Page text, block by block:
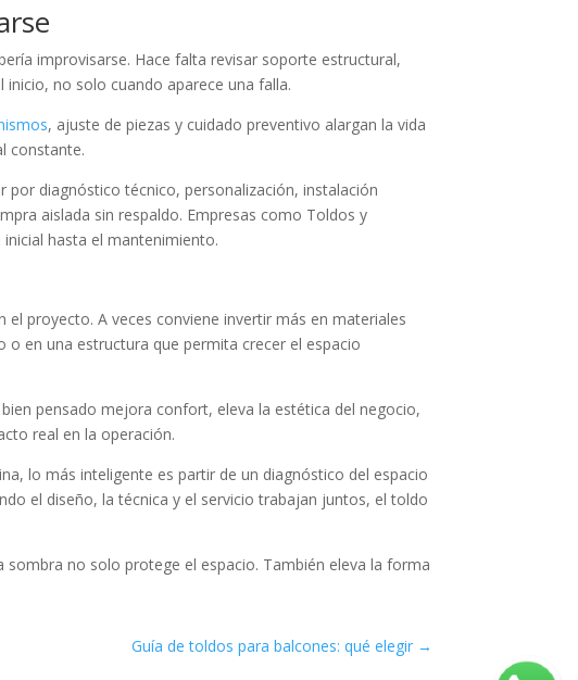
improvisarse. Hace falta revisar soporte estructural,
no solo cuando aparece una falla.
, ajuste de piezas y cuidado preventivo alargan la vida
constante.
diagnóstico técnico, personalización, instalación
aislada sin respaldo. Empresas como Toldos y
hasta el mantenimiento.
proyecto. A veces conviene invertir más en materiales
en una estructura que permita crecer el espacio
pensado mejora confort, eleva la estética del negocio,
real en la operación.
lo más inteligente es partir de un diagnóstico del espacio
el diseño, la técnica y el servicio trabajan juntos, el toldo
no solo protege el espacio. También eleva la forma
Guía de toldos para balcones: qué elegir→